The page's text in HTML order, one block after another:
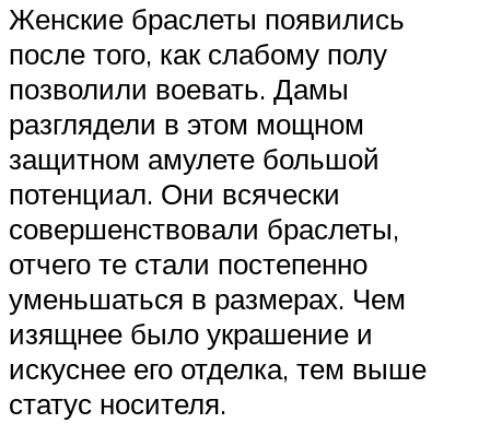
Женские браслеты появились
после того, как слабому полу
позволили воевать. Дамы
разглядели в этом мощном
защитном амулете большой
потенциал. Они всячески
совершенствовали браслеты,
отчего те стали постепенно
уменьшаться в размерах. Чем
изящнее было украшение и
искуснее его отделка, тем выше
статус носителя.